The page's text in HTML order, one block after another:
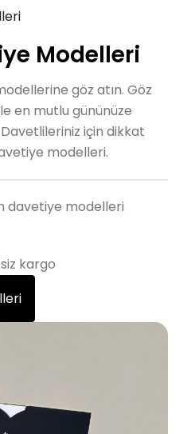
Modelleri
göz atın. Göz
en mutlu gününüze
için dikkat
modelleri.
davetiye modelleri
kargo